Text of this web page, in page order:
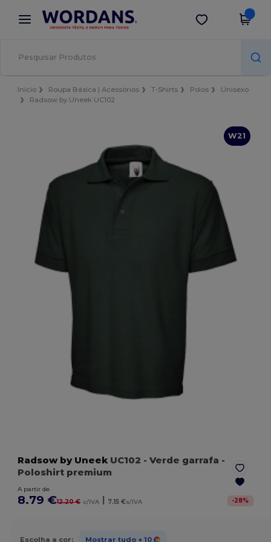
× App Wordans
Melhores preços na app!
Obter app
Início Roupa Básica | Acessórios T-Shirts Polos
Unisexo
Radsow by Uneek UC102
W21
Radsow by Uneek UC102 - Verde garrafa -
Poloshirt premium
A partir de
8.79 €12.20 € c/IVA | 7.15 €s/IVA -28%
Escolha a cor: Mostrar tudo + 10